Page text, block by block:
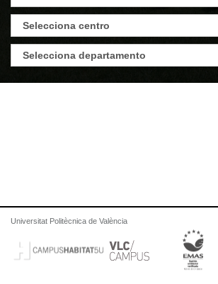
Universitat Politècnica de València